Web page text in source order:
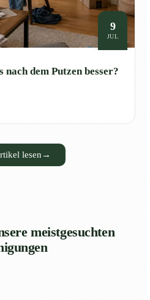
9
JUL
dem Putzen besser?
lesen →
meistgesuchten